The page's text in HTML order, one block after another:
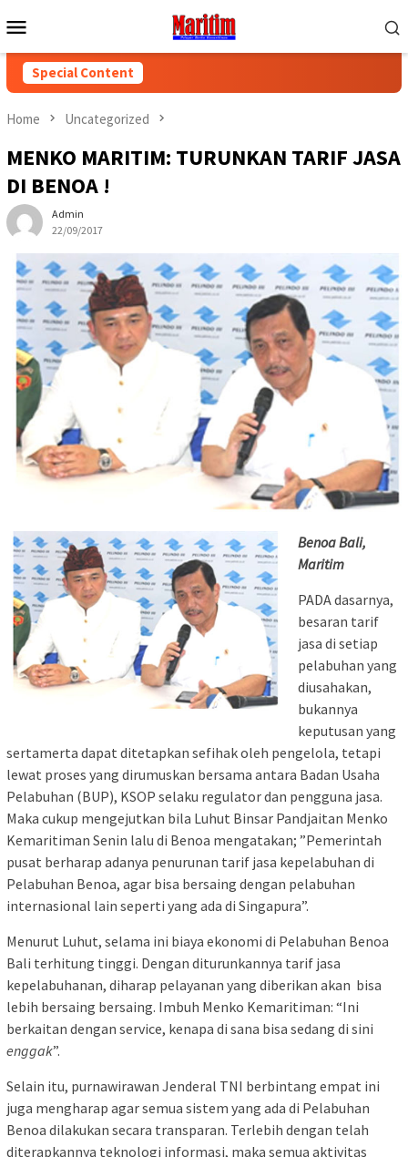
to
Menu
Special Content
Home Uncategorized
MENKO MARITIM: TURUNKAN TARIF JASA
DI BENOA !
Admin
22/09/2017
Benoa Bali,
Maritim
PADA dasarnya,
besaran tarif
jasa di setiap
pelabuhan yang
diusahakan,
bukannya
keputusan yang
sertamerta dapat ditetapkan sefihak oleh pengelola, tetapi
lewat proses yang dirumuskan bersama antara Badan Usaha
Pelabuhan (BUP), KSOP selaku regulator dan pengguna jasa.
Maka cukup mengejutkan bila Luhut Binsar Pandjaitan Menko
Kemaritiman Senin lalu di Benoa mengatakan; ”Pemerintah
pusat berharap adanya penurunan tarif jasa kepelabuhan di
Pelabuhan Benoa, agar bisa bersaing dengan pelabuhan
internasional lain seperti yang ada di Singapura”.
Menurut Luhut, selama ini biaya ekonomi di Pelabuhan Benoa
Bali terhitung tinggi. Dengan diturunkannya tarif jasa
kepelabuhanan, diharap pelayanan yang diberikan akan bisa
lebih bersaing bersaing. Imbuh Menko Kemaritiman: “Ini
berkaitan dengan service, kenapa di sana bisa sedang di sini
enggak”.
Selain itu, purnawirawan Jenderal TNI berbintang empat ini
juga mengharap agar semua sistem yang ada di Pelabuhan
Benoa dilakukan secara transparan. Terlebih dengan telah
diterapkannya teknologi informasi, maka semua aktivitas